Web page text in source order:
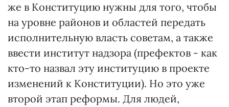
же в Конституцию нужны для того, чтобы
на уровне районов и областей передать
исполнительную власть советам, а также
ввести институт надзора (префектов - как
кто-то назвал эту институцию в проекте
изменений к Конституции). Но это уже
второй этап реформы. Для людей,